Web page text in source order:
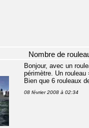
Nombre de
Bonjour, avec un
périmètre. Un
Bien que 6 rouleaux
08 février 2008 à 02:34